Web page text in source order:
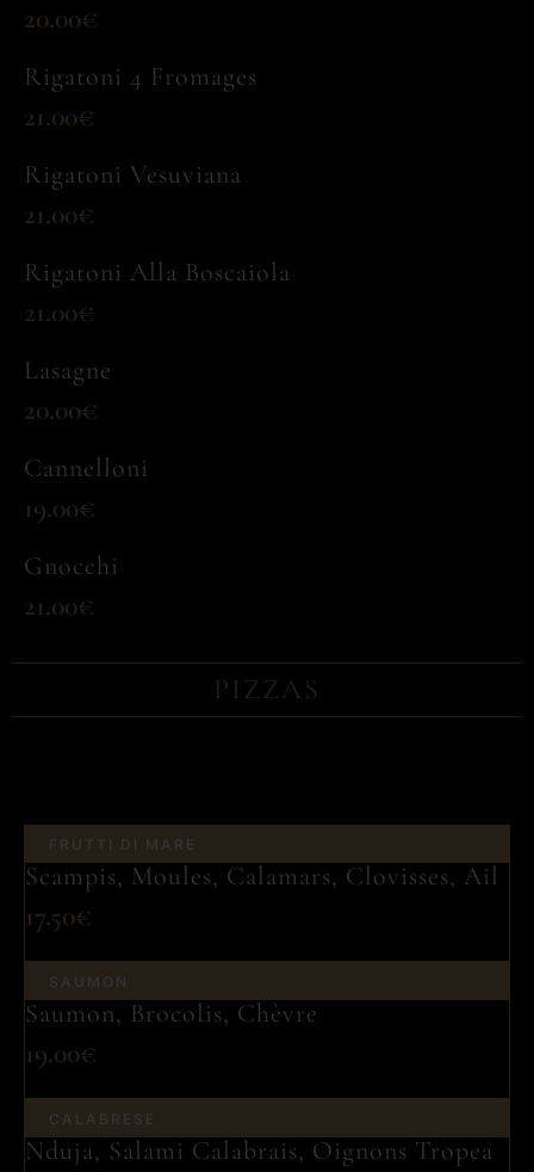
20.00€
Rigatoni 4 Fromages
21.00€
Rigatoni Vesuviana
21.00€
Rigatoni Alla Boscaiola
21.00€
Lasagne
20.00€
Cannelloni
19.00€
Gnocchi
21.00€
PIZZAS
FRUTTI DI MARE
Scampis, Moules, Calamars, Clovisses, Ail
17.50€
SAUMON
Saumon, Brocolis, Chèvre
19.00€
CALABRESE
Nduja, Salami Calabrais, Oignons Tropea